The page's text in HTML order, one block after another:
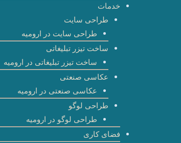
خدمات
طراحی سایت
طراحی سایت در ارومیه
ساخت تیزر تبلیغاتی
ساخت تیزر تبلیغاتی در ارومیه
عکاسی صنعتی
عکاسی صنعتی در ارومیه
طراحی لوگو
طراحی لوگو در ارومیه
فضای کاری